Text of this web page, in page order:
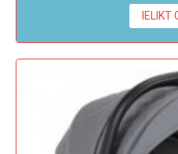
IELIKT